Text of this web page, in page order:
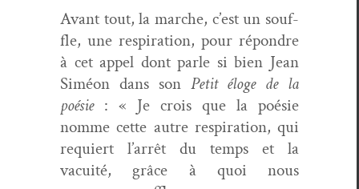
Avant tout, la marche, c’est un souf­
fle, une res­pi­ra­tion, pour répon­dre
à cet appel dont par­le si bien Jean
Siméon dans son Petit éloge de la
poésie: « Je crois que la poésie
nomme cette autre res­pi­ra­tion, qui
requiert l’arrêt du temps et la
vacuité, grâce à quoi nous